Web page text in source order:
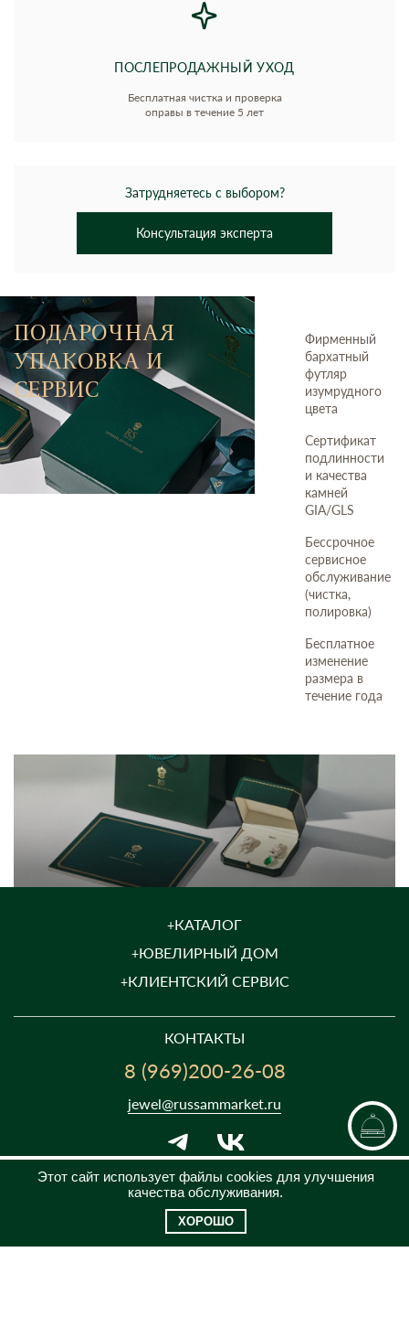
ПОСЛЕПРОДАЖНЫЙ УХОД
Бесплатная чистка и проверка
оправы в течение 5 лет
Затрудняетесь с выбором?
Консультация эксперта
ПОДАРОЧНАЯ
УПАКОВКА И
СЕРВИС
Фирменный
бархатный
футляр
изумрудного
цвета
Сертификат
подлинности
и качества
камней
GIA/GLS
Бессрочное
сервисное
обслуживание
(чистка,
полировка)
Бесплатное
изменение
размера в
течение года
КАТАЛОГ
ЮВЕЛИРНЫЙ ДОМ
КЛИЕНТСКИЙ СЕРВИС
КОНТАКТЫ
8 (969)200-26-08
ПН-ПТ с 09:00 до 21:00
СБ-ВС с 10:00 до 18:00
jewel@russammarket.ru
Этот сайт использует файлы cookies для улучшения
качества обслуживания.
ХОРОШО